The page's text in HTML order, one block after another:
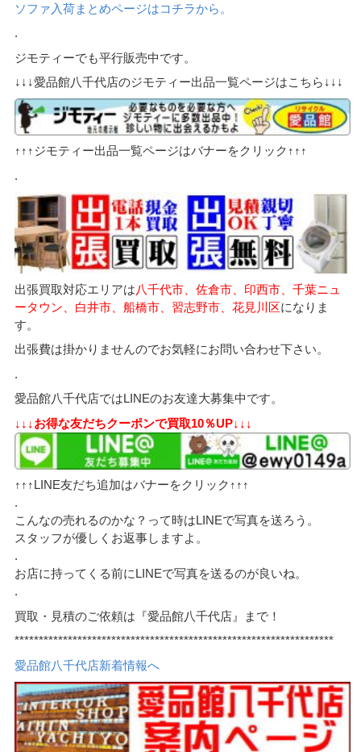
ソファ入荷まとめページはコチラから。
.
ジモティーでも平行販売中です。
↓↓↓愛品館八千代店のジモティー出品一覧ページはこちら↓↓↓
↑↑↑ジモティー出品一覧ページはバナーをクリック↑↑↑
.
出張買取対応エリアは八千代市、佐倉市、印西市、千葉ニュ
ータウン、白井市、船橋市、習志野市、花見川区になりま
す。
出張費は掛かりませんのでお気軽にお問い合わせ下さい。
.
愛品館八千代店ではLINEのお友達大募集中です。
↓↓↓お得な友だちクーポンで買取10％UP↓↓↓
↑↑↑LINE友だち追加はバナーをクリック↑↑↑
.
こんなの売れるのかな？って時はLINEで写真を送ろう。
スタッフが優しくお返事しますよ。
.
お店に持ってくる前にLINEで写真を送るのが良いね。
.
買取・見積のご依頼は『愛品館八千代店』まで！
******************************************************************
愛品館八千代店新着情報へ